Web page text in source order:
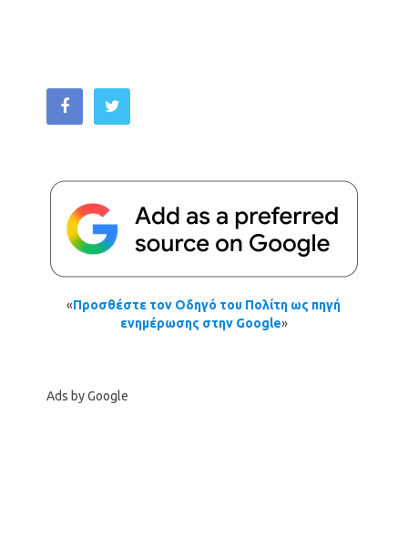
«Προσθέστε τον Οδηγό του Πολίτη ως πηγή
ενημέρωσης στην Google»
Ads by Google